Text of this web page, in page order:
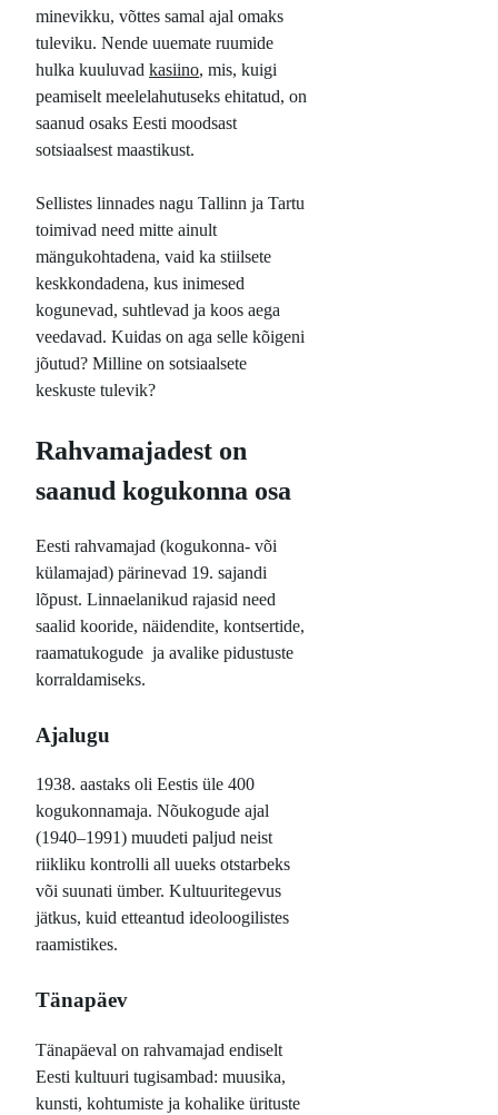
minevikku, võttes samal ajal omaks
tuleviku. Nende uuemate ruumide
hulka kuuluvad kasiino, mis, kuigi
peamiselt meelelahutuseks ehitatud, on
saanud osaks Eesti moodsast
sotsiaalsest maastikust.
Sellistes linnades nagu Tallinn ja Tartu
toimivad need mitte ainult
mängukohtadena, vaid ka stiilsete
keskkondadena, kus inimesed
kogunevad, suhtlevad ja koos aega
veedavad. Kuidas on aga selle kõigeni
jõutud? Milline on sotsiaalsete
keskuste tulevik?
Rahvamajadest on
saanud kogukonna osa
Eesti rahvamajad (kogukonna- või
külamajad) pärinevad 19. sajandi
lõpust. Linnaelanikud rajasid need
saalid kooride, näidendite, kontsertide,
raamatukogude ja avalike pidustuste
korraldamiseks.
Ajalugu
1938. aastaks oli Eestis üle 400
kogukonnamaja. Nõukogude ajal
(1940–1991) muudeti paljud neist
riikliku kontrolli all uueks otstarbeks
või suunati ümber. Kultuuritegevus
jätkus, kuid etteantud ideoloogilistes
raamistikes.
Tänapäev
Tänapäeval on rahvamajad endiselt
Eesti kultuuri tugisambad: muusika,
kunsti, kohtumiste ja kohalike ürituste